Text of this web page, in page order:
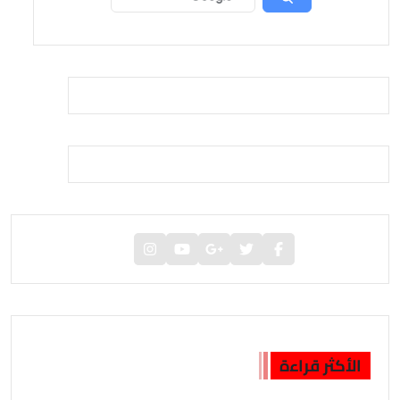
الأكثر قراءة